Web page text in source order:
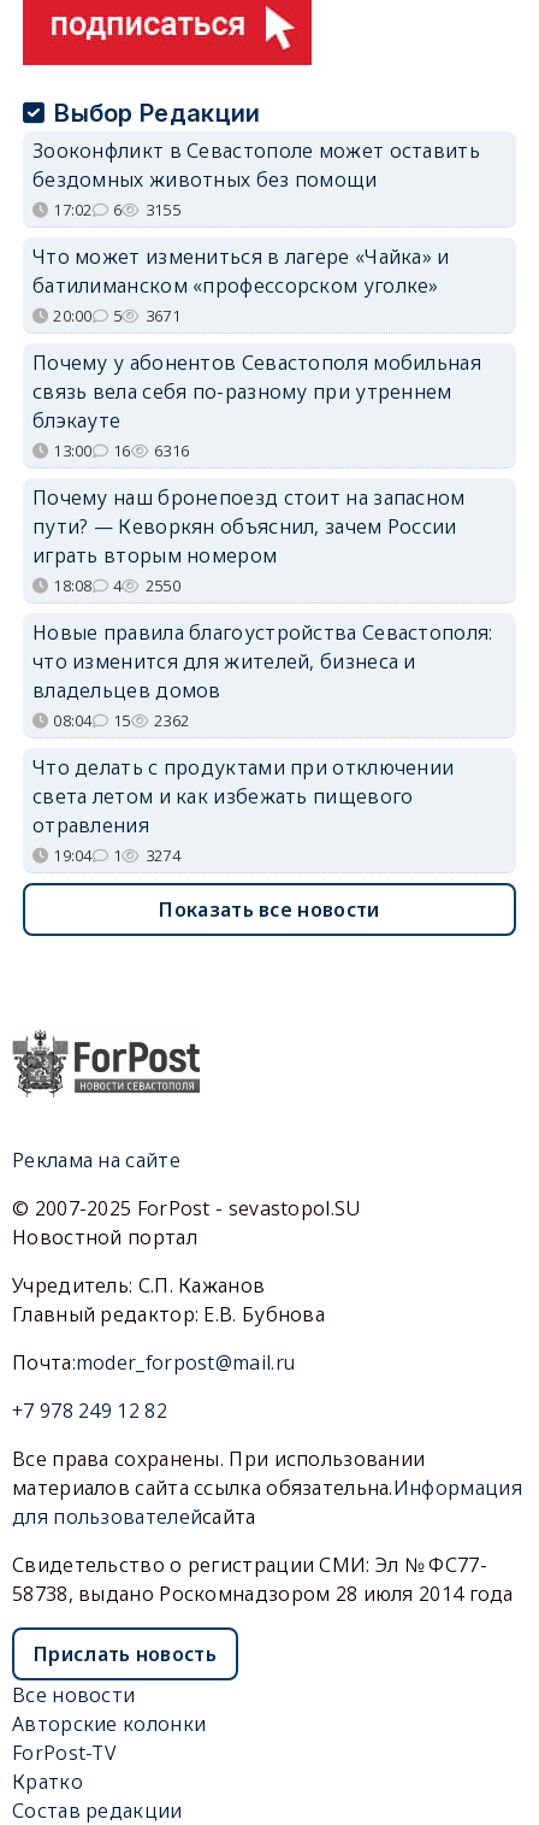
Выбор Редакции
Зооконфликт в Севастополе может оставить
бездомных животных без помощи
17:02 6 3155
Что может измениться в лагере «Чайка» и
батилиманском «профессорском уголке»
20:00 5 3671
Почему у абонентов Севастополя мобильная
связь вела себя по-разному при утреннем
блэкауте
13:00 16 6316
Почему наш бронепоезд стоит на запасном
пути? — Кеворкян объяснил, зачем России
играть вторым номером
18:08 4 2550
Новые правила благоустройства Севастополя:
что изменится для жителей, бизнеса и
владельцев домов
08:04 15 2362
Что делать с продуктами при отключении
света летом и как избежать пищевого
отравления
19:04 1 3274
Показать все новости
Реклама на сайте
© 2007-2025 ForPost - sevastopol.SU
Новостной портал
Учредитель: С.П. Кажанов
Главный редактор: Е.В. Бубнова
Почта:moder_forpost@mail.ru
+7 978 249 12 82
Все права сохранены. При использовании
материалов сайта ссылка обязательна.Информация
для пользователейсайта
Свидетельство о регистрации СМИ: Эл № ФС77-
58738, выдано Роскомнадзором 28 июля 2014 года
Прислать новость
Все новости
Авторские колонки
ForPost-TV
Кратко
Состав редакции